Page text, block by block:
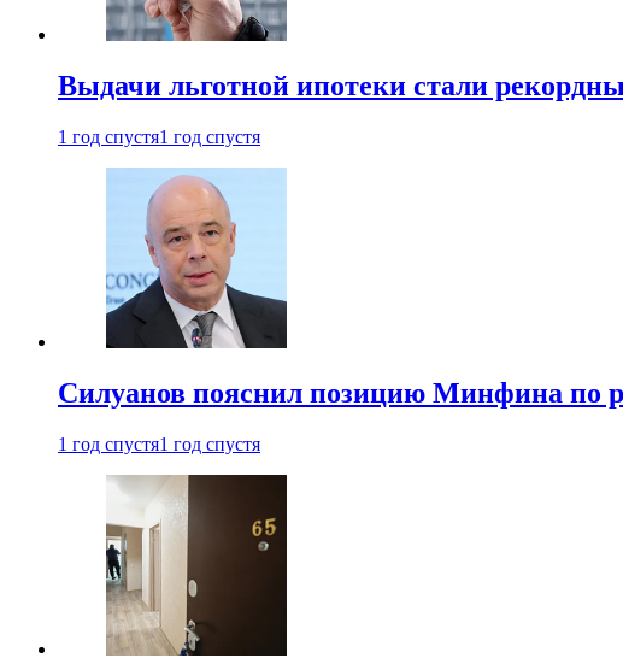
Выдачи льготной ипотеки стали
1 год спустя1 год спустя
Силуанов пояснил позицию Минфина по
1 год спустя1 год спустя